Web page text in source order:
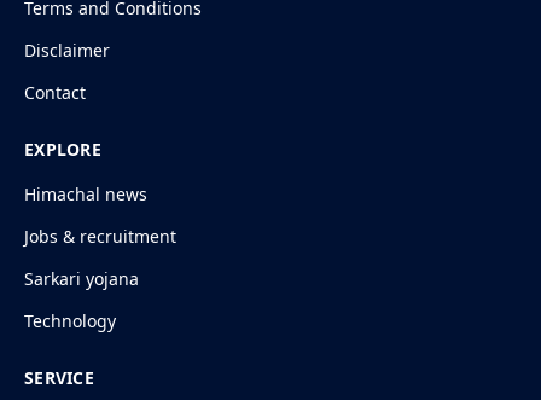
Terms and Conditions
Disclaimer
Contact
EXPLORE
Himachal news
Jobs & recruitment
Sarkari yojana
Technology
SERVICE